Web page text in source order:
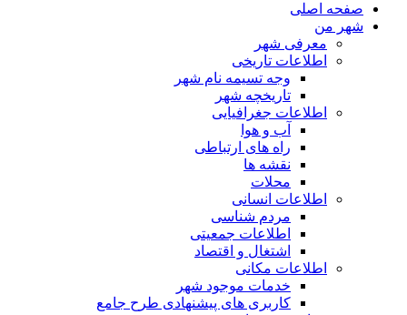
صفحه اصلی
شهر من
معرفی شهر
اطلاعات تاریخی
وجه تسیمه نام شهر
تاریخچه شهر
اطلاعات جغرافیایی
آب و هوا
راه های ارتباطی
نقشه ها
محلات
اطلاعات انسانی
مردم شناسی
اطلاعات جمعیتی
اشتغال و اقتصاد
اطلاعات مکانی
خدمات موجود شهر
کاربری های پیشنهادی طرح جامع